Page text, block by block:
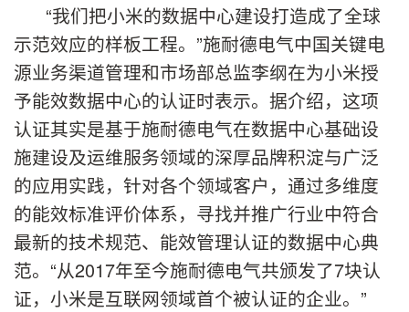
“我们把小米的数据中心建设打造成了全球
示范效应的样板工程。”施耐德电气中国关键电
源业务渠道管理和市场部总监李纲在为小米授
予能效数据中心的认证时表示。据介绍，这项
认证其实是基于施耐德电气在数据中心基础设
施建设及运维服务领域的深厚品牌积淀与广泛
的应用实践，针对各个领域客户，通过多维度
的能效标准评价体系，寻找并推广行业中符合
最新的技术规范、能效管理认证的数据中心典
范。“从2017年至今施耐德电气共颁发了7块认
证，小米是互联网领域首个被认证的企业。”